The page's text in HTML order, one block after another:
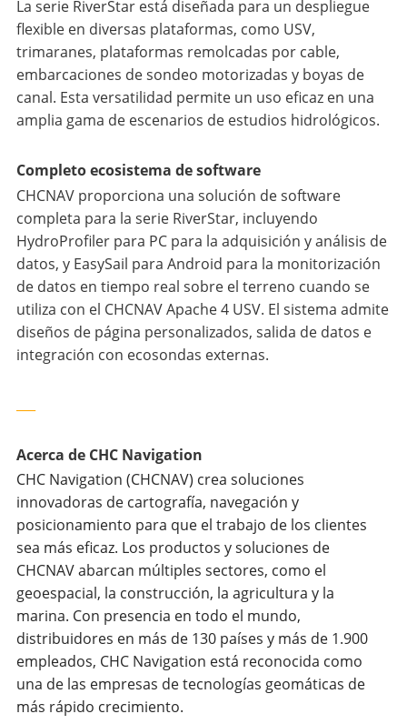
La serie RiverStar está diseñada para un despliegue
flexible en diversas plataformas, como USV,
trimaranes, plataformas remolcadas por cable,
embarcaciones de sondeo motorizadas y boyas de
canal. Esta versatilidad permite un uso eficaz en una
amplia gama de escenarios de estudios hidrológicos.
Completo ecosistema de software
CHCNAV proporciona una solución de software
completa para la serie RiverStar, incluyendo
HydroProfiler para PC para la adquisición y análisis de
datos, y EasySail para Android para la monitorización
de datos en tiempo real sobre el terreno cuando se
utiliza con el CHCNAV Apache 4 USV. El sistema admite
diseños de página personalizados, salida de datos e
integración con ecosondas externas.
Acerca de CHC Navigation
CHC Navigation (CHCNAV) crea soluciones
innovadoras de cartografía, navegación y
posicionamiento para que el trabajo de los clientes
sea más eficaz. Los productos y soluciones de
CHCNAV abarcan múltiples sectores, como el
geoespacial, la construcción, la agricultura y la
marina. Con presencia en todo el mundo,
distribuidores en más de 130 países y más de 1.900
empleados, CHC Navigation está reconocida como
una de las empresas de tecnologías geomáticas de
más rápido crecimiento.